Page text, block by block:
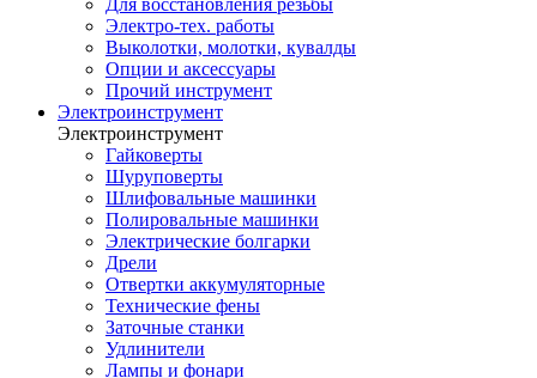
Для восстановления резьбы
Электро-тех. работы
Выколотки, молотки, кувалды
Опции и аксессуары
Прочий инструмент
Электроинструмент
Электроинструмент
Гайковерты
Шуруповерты
Шлифовальные машинки
Полировальные машинки
Электрические болгарки
Дрели
Отвертки аккумуляторные
Технические фены
Заточные станки
Удлинители
Лампы и фонари